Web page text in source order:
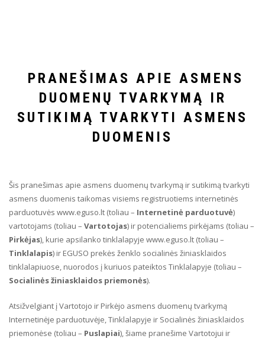
PRANEŠIMAS APIE ASMENS
DUOMENŲ TVARKYMĄ IR
SUTIKIMĄ TVARKYTI ASMENS
DUOMENIS
Šis pranešimas apie asmens duomenų tvarkymą ir sutikimą tvarkyti
asmens duomenis taikomas visiems registruotiems internetinės
parduotuvės www.eguso.lt (toliau – Internetinė parduotuvė)
vartotojams (toliau – Vartotojas) ir potencialiems pirkėjams (toliau –
Pirkėjas), kurie apsilanko tinklalapyje www.eguso.lt (toliau –
Tinklalapis) ir EGUSO prekės ženklo socialinės žiniasklaidos
tinklalapiuose, nuorodos į kuriuos pateiktos Tinklalapyje (toliau –
Socialinės žiniasklaidos priemonės).
Atsižvelgiant į Vartotojo ir Pirkėjo asmens duomenų tvarkymą
Internetinėje parduotuvėje, Tinklalapyje ir Socialinės žiniasklaidos
priemonėse (toliau – Puslapiai), šiame pranešime Vartotojui ir